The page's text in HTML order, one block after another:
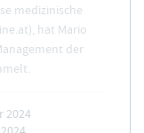
medizinische
hat Mario
der
2024